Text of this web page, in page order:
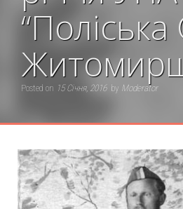
“Поліська
Posted on 15 Січня, 2016 by Moderator